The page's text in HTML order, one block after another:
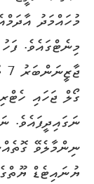
ގޯލް ޖަހައި
ނަގައިދީފައެވެ.